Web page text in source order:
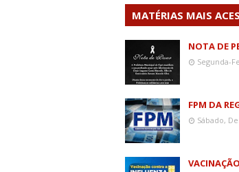
MATÉRIAS MAIS
NOTA DE
Segunda-
FPM DA
Sábado,